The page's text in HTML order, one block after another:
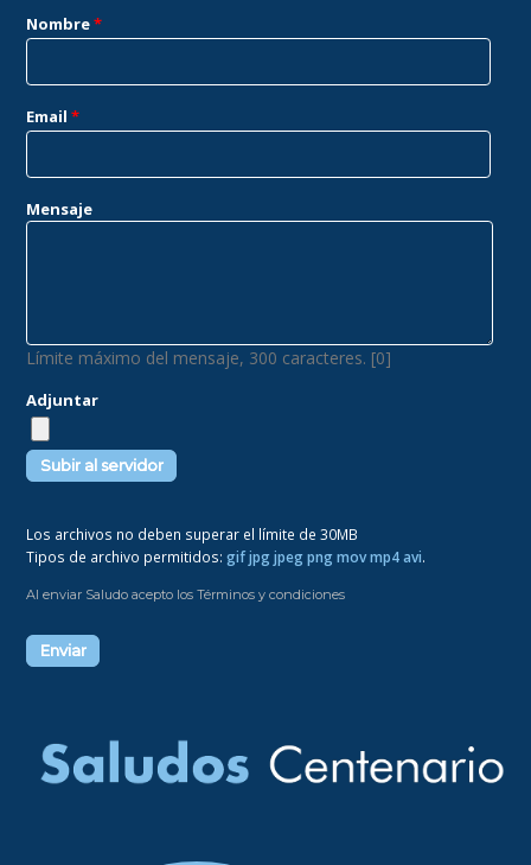
Nombre*
Email*
Mensaje
Límite máximo del mensaje, 300 caracteres. [0]
Adjuntar
Los archivos no deben superar el límite de 30MB
Tipos de archivo permitidos:gif jpg jpeg png mov mp4 avi.
Al enviar Saludo acepto los Términos y condiciones